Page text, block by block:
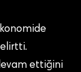
ettiğini